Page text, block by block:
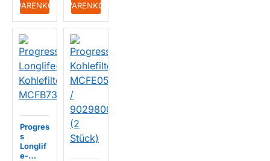
+ WARENKORB+ WARENKORB
Progres
s
Longlif
e-